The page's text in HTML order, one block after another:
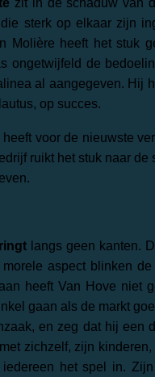
sterk op elkaar zijn
Molière heeft het stuk
ongetwijfeld de
al aangegeven. Hij
op succes.
voor de nieuwste
ruikt het stuk naar
langs geen kanten.
aspect blinken
heeft Van Hove niet
gaan als de markt
en zeg dat hij een
zichzelf, zijn
het spel in.